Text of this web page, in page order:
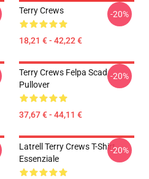
Terry Crews
18,21 € - 42,22 €
-20%
Terry Crews Felpa Scad
Pullover
37,67 € - 44,11 €
-20%
Latrell Terry Crews T-Shirt
Essenziale
-20%